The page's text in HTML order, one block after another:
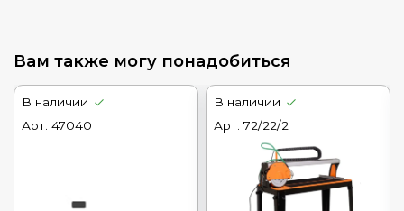
Вам также могу понадобиться
В наличии
Арт. 47040
В наличии
Арт. 72/22/2